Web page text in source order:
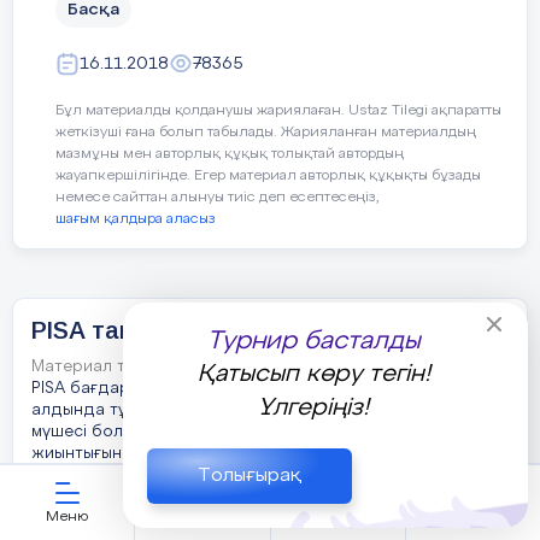
Турнир басталды
Қатысып көру тегін!
Үлгеріңіз!
Толығырақ
Меню
мамандық иелерінің
көру үшін сол
танысуға шығыңыз.
байқауларда,
сайытында қандай
екендігін қараңыз.
мамандығыңызға
Басқа
16.11.2018 78365
Бұл материалды қолданушы жариялаған. Ustaz Tilegi ақпаратты
жеткізуші ғана болып табылады. Жарияланған материалдың
мазмұны мен авторлық құқық толықтай автордың
жауапкершілігінде. Егер материал авторлық құқықты бұзады
немесе сайттан алынуы тиіс деп есептесеңіз,
шағым қалдыра аласыз
PISA тапсырмалары
Материал туралы қысқаша түсінік
PISA бағдарламасы міндетті білім алуды аяқтаудың
алдында тұрған оқушылардың қоғамның толыққанды
мүшесі болу үшін қажетті белгілі бір білім мен машықтар
жиынтығын қаншалықты жақсы меңгергенін бағалауды
көздейді. Басқаша айтқанда, оқушылардың ересек
өмірге араласуға дайындық дәрежесі бағаланады.PISA
тесті «Оқушылар мен студенттер қазіргі заманғы